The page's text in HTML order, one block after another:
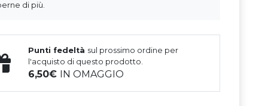
di più.
Punti fedeltà sul prossimo ordine per
l'acquisto di questo prodotto.
6,50 IN OMAGGIO